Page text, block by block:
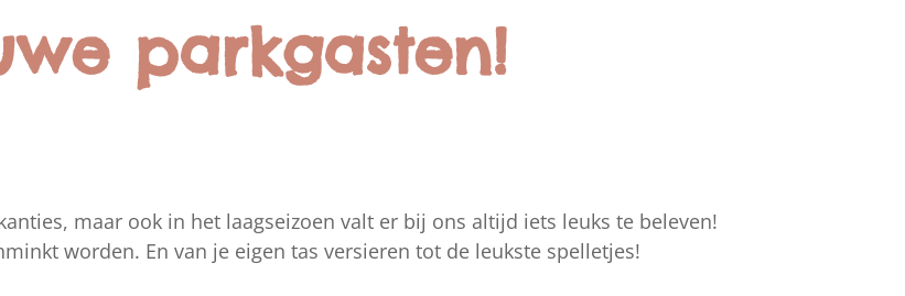
parkgasten!
maar ook in het laagseizoen valt er bij ons altijd iets leuks te beleven!
worden. En van je eigen tas versieren tot de leukste spelletjes!